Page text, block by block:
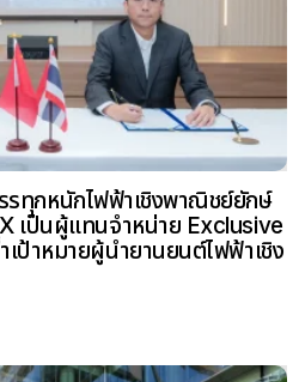
รทุกหนักไฟฟ้าเชิงพาณิชย์ยักษ์
เป็นผู้แทนจำหน่าย Exclusive
ป้าหมายผู้นำยานยนต์ไฟฟ้าเชิง